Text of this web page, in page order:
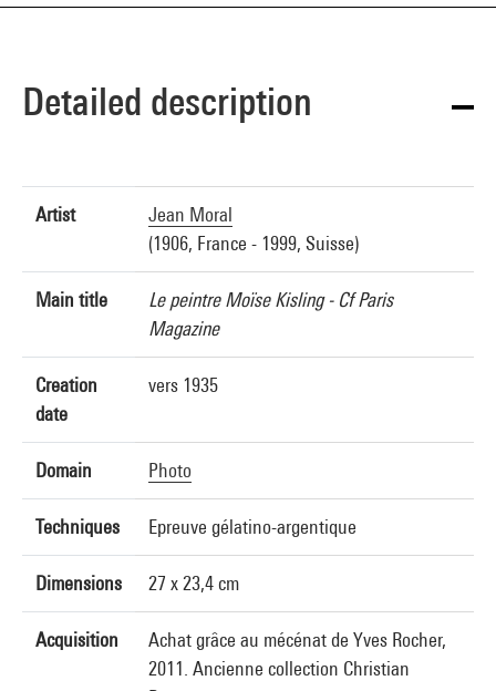
Detailed description
Artist
Jean Moral
(1906, France - 1999, Suisse)
Main title
Le peintre Moïse Kisling - Cf Paris
Magazine
Creation
date
vers 1935
Domain Photo
Techniques Epreuve gélatino-argentique
Dimensions 27 x 23,4 cm
Acquisition
Achat grâce au mécénat de Yves Rocher,
2011. Ancienne collection Christian